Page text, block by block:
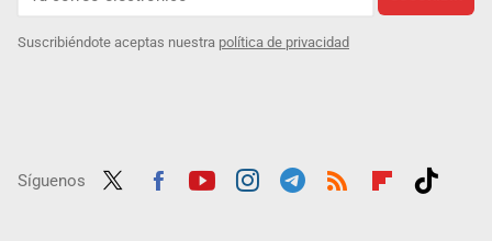
Suscribiéndote aceptas nuestra política de privacidad
Síguenos